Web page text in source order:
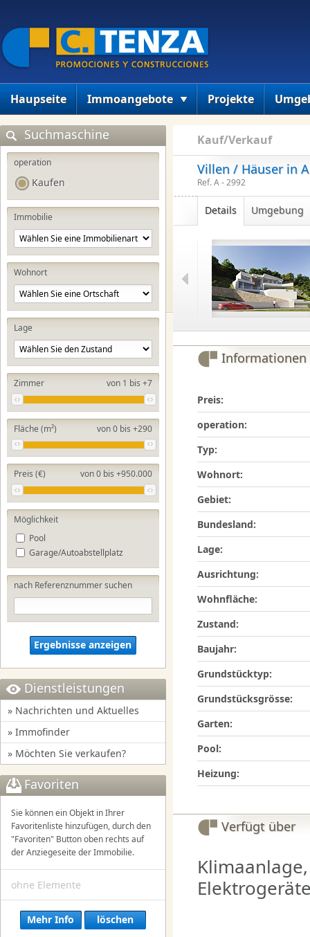
Haupseite Immoangebote Projekte
Suchmaschine
operation
Kaufen
Immobilie
Wohnort
Lage
Zimmer von 1 bis +7
Fläche (m²) von 0 bis +290
Preis (€) von 0 bis +950.000
Möglichkeit
Pool
Garage/Autoabstellplatz
nach Referenznummer suchen
Ergebnisse anzeigen
Dienstleistungen
» Nachrichten und Aktuelles
» Immofinder
» Möchten Sie verkaufen?
Favoriten
Sie können ein Objekt in Ihrer
Favoritenliste hinzufügen, durch den
"Favoriten" Button oben rechts auf
der Anziegeseite der Immobilie.
ohne Elemente
Mehr Info löschen
Kauf/Verkauf
Villen / Häuser in
Ref. A - 2992
Details Umgebung
Preis:
operation:
Typ:
Wohnort:
Gebiet:
Bundesland:
Lage:
Ausrichtung:
Wohnfläche:
Zustand:
Baujahr:
Grundstücktyp:
Grundstücksgrösse:
Garten:
Pool:
Heizung:
Verfügt über